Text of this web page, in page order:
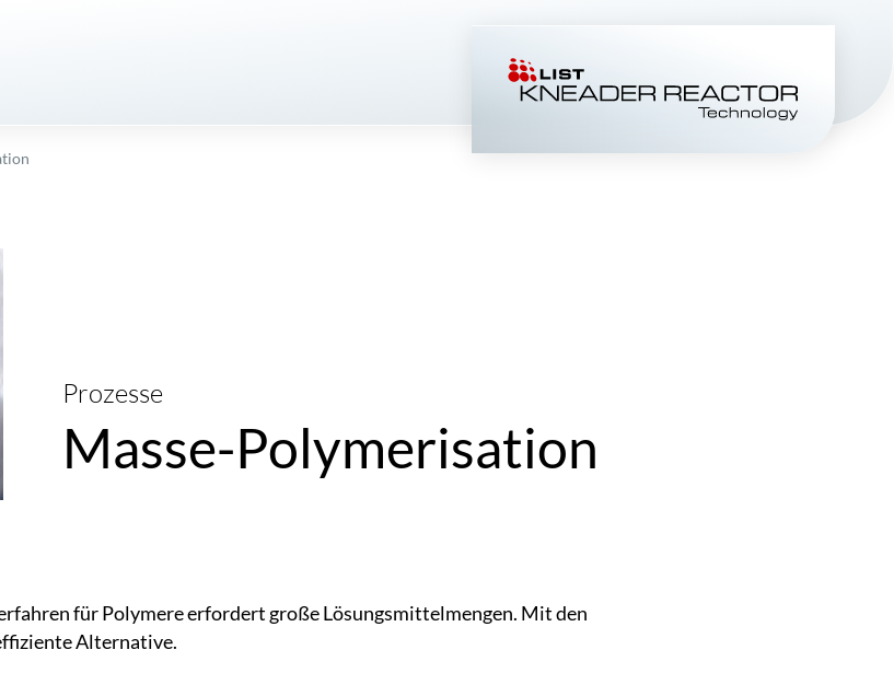
Prozesse
Masse-Polymerisation
für Polymere erfordert große Lösungsmittelmengen. Mit den
Alternative.